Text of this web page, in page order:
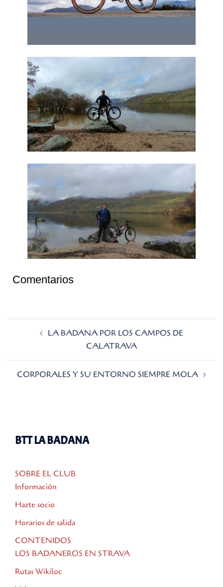
Comentarios
LA BADANA POR LOS CAMPOS DE
CALATRAVA
CORPORALES Y SU ENTORNO SIEMPRE MOLA
BTT LA BADANA
SOBRE EL CLUB
Información
Hazte socio
Horarios de salida
CONTENIDOS
LOS BADANEROS EN STRAVA
Rutas Wikiloc